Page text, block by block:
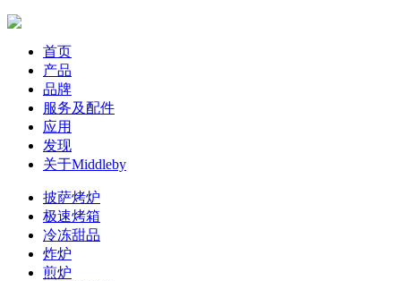
首页
产品
品牌
服务及配件
应用
发现
关于Middleby
披萨烤炉
极速烤箱
冷冻甜品
炸炉
煎炉